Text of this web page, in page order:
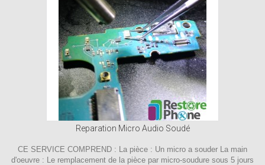
Reparation Micro Audio Soudé
CE SERVICE COMPREND : La pièce : Un micro a souder La main
d'oeuvre : Le remplacement de la pièce par micro-soudure sous 5 jours